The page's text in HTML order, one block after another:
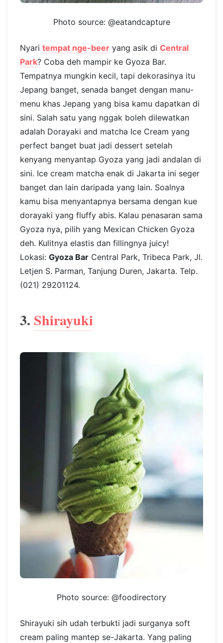
Photo source: @eatandcapture
Nyari tempat nge-beer yang asik di Central
Park? Coba deh mampir ke Gyoza Bar.
Tempatnya mungkin kecil, tapi dekorasinya itu
Jepang banget, senada banget dengan manu-
menu khas Jepang yang bisa kamu dapatkan di
sini. Salah satu yang nggak boleh dilewatkan
adalah Dorayaki and matcha Ice Cream yang
perfect banget buat jadi dessert setelah
kenyang menyantap Gyoza yang jadi andalan di
sini. Ice cream matcha enak di Jakarta ini seger
banget dan lain daripada yang lain. Soalnya
kamu bisa menyantapnya bersama dengan kue
dorayaki yang fluffy abis. Kalau penasaran sama
Gyoza nya, pilih yang Mexican Chicken Gyoza
deh. Kulitnya elastis dan fillingnya juicy!
Lokasi: Gyoza Bar Central Park, Tribeca Park, Jl.
Letjen S. Parman, Tanjung Duren, Jakarta. Telp.
(021) 29201124.
3. Shirayuki
Photo source: @foodirectory
Shirayuki sih udah terbukti jadi surganya soft
cream paling mantep se-Jakarta. Yang paling